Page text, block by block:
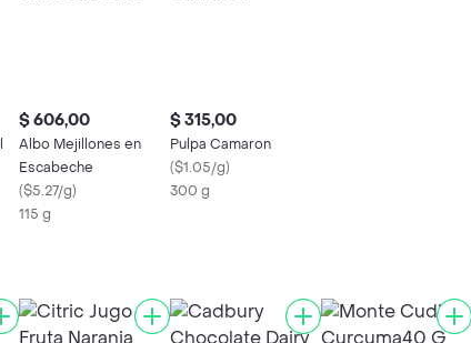
$ 606,00
Albo Mejillones en
Escabeche
($5.27/g)
115 g
$ 315,00
Pulpa Camaron
($1.05/g)
300 g